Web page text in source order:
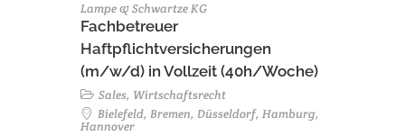
Lampe & Schwartze KG
Fachbetreuer
Haftpflichtversicherungen
(m/w/d) in Vollzeit (40h/Woche)
Sales, Wirtschaftsrecht
Bielefeld, Bremen, Düsseldorf, Hamburg,
Hannover